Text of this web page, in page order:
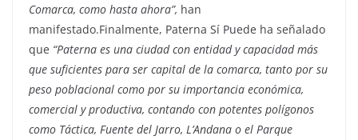
Comarca, como hasta ahora”, han
manifestado.Finalmente, Paterna Sí Puede ha señalado
que “Paterna es una ciudad con entidad y capacidad más
que suficientes para ser capital de la comarca, tanto por su
peso poblacional como por su importancia económica,
comercial y productiva, contando con potentes polígonos
como Táctica, Fuente del Jarro, L’Andana o el Parque